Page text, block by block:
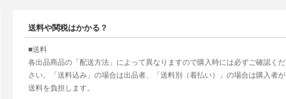
送料や関税はかかる？
■送料
各出品商品の「配送方法」によって異なりますので購入時には必ずご確認くだ
さい。「送料込み」の場合は出品者、「送料別（着払い）」の場合は購入者が
送料を負担します。